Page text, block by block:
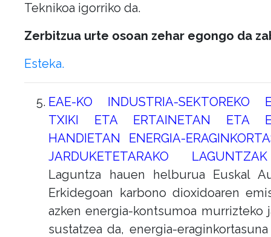
Teknikoa igorriko da.
Zerbitzua urte osoan zehar egongo da
Esteka.
EAE-KO INDUSTRIA-SEKTOREKO
TXIKI ETA ERTAINETAN ETA
HANDIETAN ENERGIA-
JARDUKETETARAKO
Laguntza hauen helburua Euskal
Erkidegoan karbono dioxidoaren
azken energia-kontsumoa murrizteko
sustatzea da, energia-